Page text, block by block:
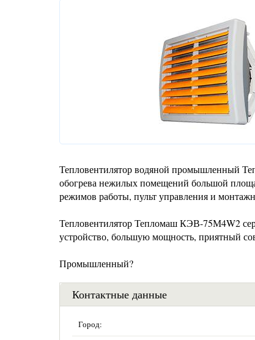
Тепловентилятор водяной промышленный
обогрева нежилых помещений большой
режимов работы, пульт управления и
Тепловентилятор Тепломаш КЭВ-75М4W2
устройство, большую мощность, приятный
Промышленный?
Контактные данные
Город: